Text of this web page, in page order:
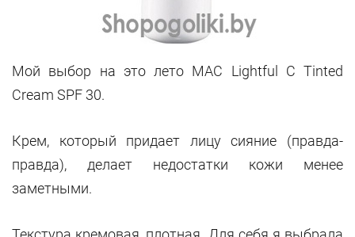
Мой выбор на это лето MAC Lightful C Tinted
Cream SPF 30.
Крем, который придает лицу сияние (правда-
правда), делает недостатки кожи менее
заметными.